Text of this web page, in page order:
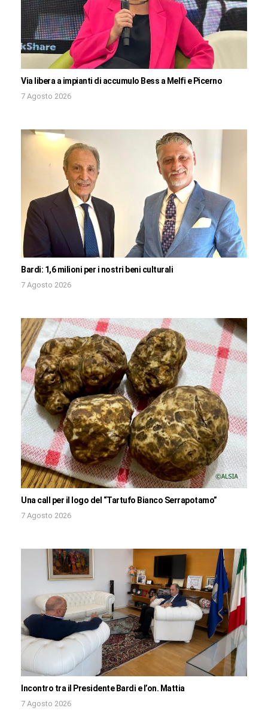
Via libera a impianti di accumulo Bess a Melfi e Picerno
7 Agosto 2026
Bardi: 1,6 milioni per i nostri beni culturali
7 Agosto 2026
Una call per il logo del “Tartufo Bianco Serrapotamo”
7 Agosto 2026
Incontro tra il Presidente Bardi e l’on. Mattia
7 Agosto 2026